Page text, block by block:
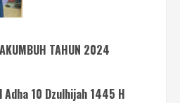
TAHUN 2024
10 Dzulhijah 1445 H